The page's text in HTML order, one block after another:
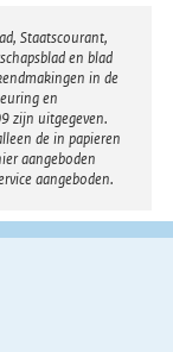
Staatscourant,
en blad
in de
en
zijn uitgegeven.
de in papieren
aangeboden
aangeboden.